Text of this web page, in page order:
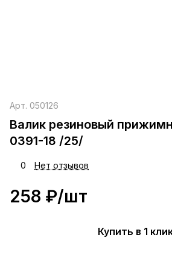
Арт. 050126
Валик резиновый
0391-18 /25/
0 Нет отзывов
258 ₽/шт
Купить в 1